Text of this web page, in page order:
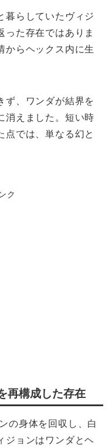
暮らしていたヴィジ
った存在ではありま
からヘックス内に生
ず、ワンダが結界を
消えました。短い時
点では、単なる幻と
ク
再構成した存在
の身体を回収し、白
ジョンはワンダとヘ